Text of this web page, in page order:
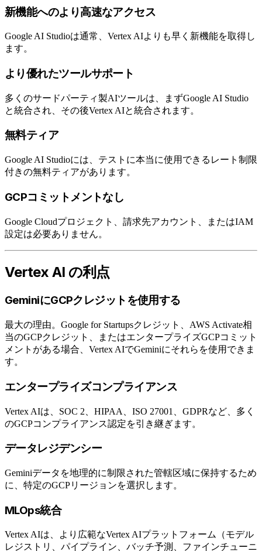
新機能へのより高速なアクセス
Google AI Studioは通常、Vertex AIよりも早く新機能を取得し
ます。
より優れたツールサポート
多くのサードパーティ製AIツールは、まずGoogle AI Studio
と統合され、その後Vertex AIと統合されます。
無料ティア
Google AI Studioには、テストに本当に使用できるレート制限
付きの無料ティアがあります。
GCPコミットメントなし
Google Cloudプロジェクト、請求先アカウント、またはIAM
設定は必要ありません。
Vertex AI の利点
GeminiにGCPクレジットを使用する
最大の理由。Google for Startupsクレジット、AWS Activate相
当のGCPクレジット、またはエンタープライズGCPコミット
メントがある場合、Vertex AIでGeminiにそれらを使用できま
す。
エンタープライズコンプライアンス
Vertex AIは、SOC 2、HIPAA、ISO 27001、GDPRなど、多く
のGCPコンプライアンス認定を引き継ぎます。
データレジデンシー
Geminiデータを地理的に制限された管轄区域に保持するため
に、特定のGCPリージョンを選択します。
MLOps統合
Vertex AIは、より広範なVertex AIプラットフォーム（モデル
レジストリ、パイプライン、バッチ予測、ファインチューニ